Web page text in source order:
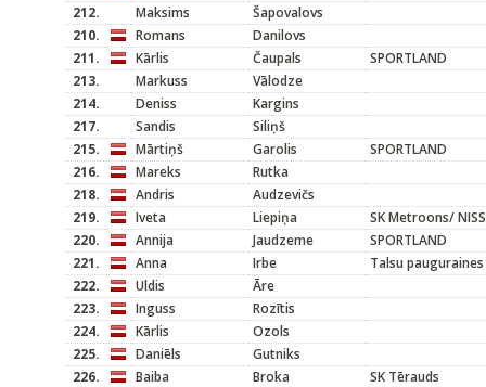
212.
Maksims
Šapovalovs
210.
Romans
Danilovs
211.
Kārlis Čaupals
SPORTLAND
213.
Markuss
Vālodze
214.
Deniss
Kargins
217.
Sandis
Siliņš
215.
Mārtiņš Garolis
SPORTLAND
216.
Mareks
Rutka
218.
Andris
Audzevičs
219.
Iveta Liepiņa
SK Metroons/
220.
Annija Jaudzeme
SPORTLAND
221.
Anna Irbe
Talsu
222.
Uldis
Āre
223.
Inguss
Rozītis
224.
Kārlis
Ozols
225.
Daniēls
Gutniks
226.
Baiba Broka
SK Tērauds